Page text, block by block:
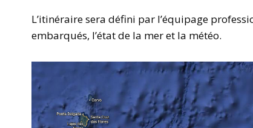
L’itinéraire sera défini par l’équipage
embarqués, l’état de la mer et la météo.